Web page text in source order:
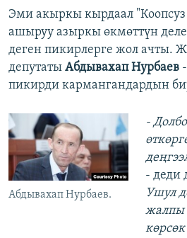
Эми акыркы кырдаал
ашыруу азыркы өкмөттүн
деген пикирлерге жол ачты.
депутаты Абдывахап Нурбаев
пикирди кармангандардын
Абдывахап Нурбаев.
-
- деди
Ушул
жалпы
көрсөк